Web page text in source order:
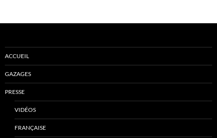
ACCUEIL
GAZAGES
PRESSE
VIDÉOS
FRANÇAISE